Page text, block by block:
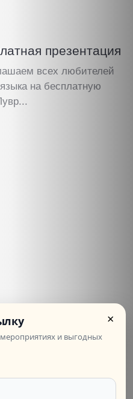
презентация
всех любителей
на бесплатную
по Тулузе
×
и выгодных